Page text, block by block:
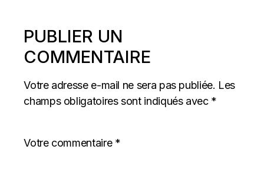
PUBLIER UN
COMMENTAIRE
Votre adresse e-mail ne sera pas publiée. Les
champs obligatoires sont indiqués avec *